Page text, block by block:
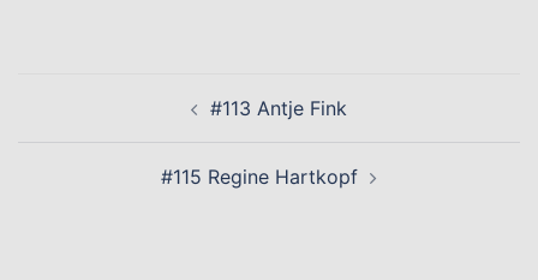
#113 Antje Fink
#115 Regine Hartkopf